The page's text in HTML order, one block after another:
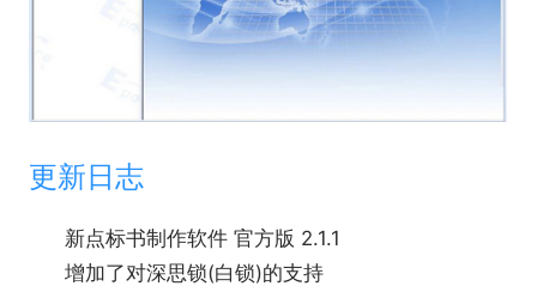
更新日志
新点标书制作软件 官方版 2.1.1
增加了对深思锁(白锁)的支持